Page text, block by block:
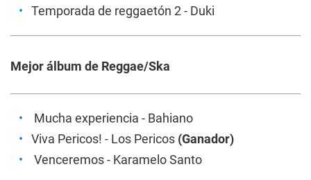
Temporada de reggaetón 2- Duki
Mejor álbum de Reggae/Ska
Mucha experiencia - Bahiano
Viva Pericos! - Los Pericos (Ganador)
Venceremos- Karamelo Santo